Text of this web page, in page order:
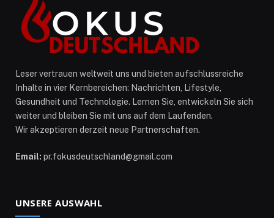
Leser vertrauen weltweit uns und bieten aufschlussreiche
Inhalte in vier Kernbereichen: Nachrichten, Lifestyle,
Gesundheit und Technologie. Lernen Sie, entwickeln Sie sich
weiter und bleiben Sie mit uns auf dem Laufenden.
Wir akzeptieren derzeit neue Partnerschaften.
Email: pr.fokusdeutschland@gmail.com
UNSERE AUSWAHL